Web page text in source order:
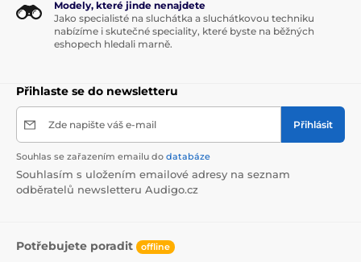
Modely, které jinde nenajdete
Jako specialisté na sluchátka a sluchátkovou techniku
nabízíme i skutečné speciality, které byste na běžných
eshopech hledali marně.
Přihlaste se do newsletteru
Zde napište váš e-mail Přihlásit
Souhlas se zařazením emailu do databáze
Souhlasím s uložením emailové adresy na seznam
odběratelů newsletteru Audigo.cz
Potřebujete poradit offline